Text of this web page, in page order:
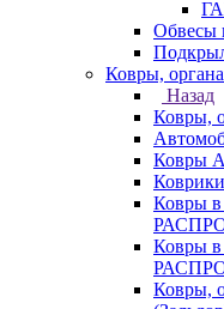
Обвесы
Ковры,
Назад
Ковры,
Ковры
Ковры
Ковры
Ковры,